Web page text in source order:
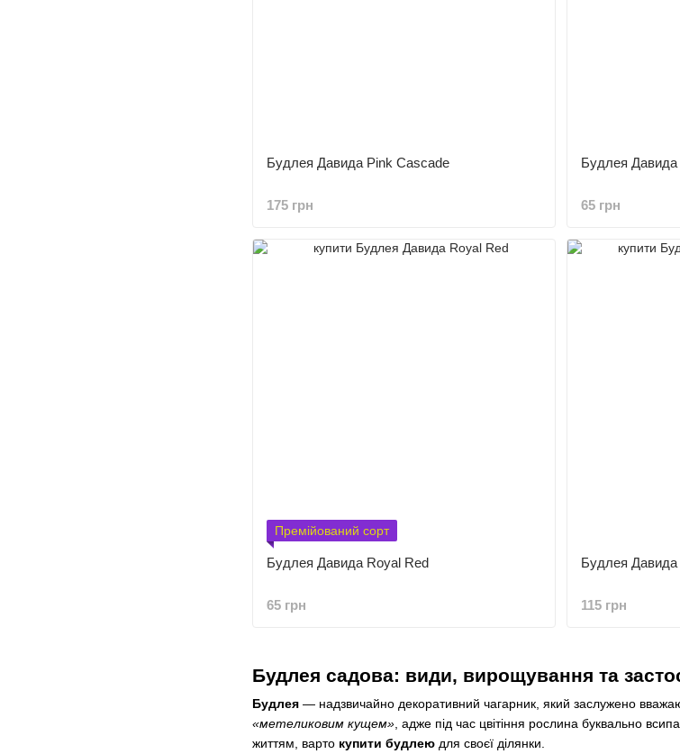
Будлея садова: види, вирощування та
Будлея — надзвичайно декоративний чагарник, який заслужено
«метеликовим кущем» , адже під час цвітіння рослина буквально
життям, варто купити будлею для своєї ділянки.
Будлея Давида Pink Cascade
175 грн
Будлея Давида
65 грн
Премійований сорт
Будлея Давида Royal Red
65 грн
Будлея Давида
115 грн